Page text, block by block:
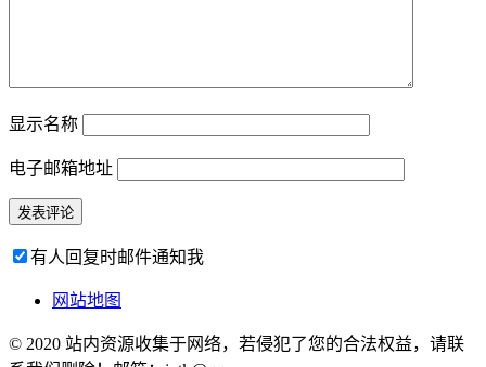
显示名称
电子邮箱地址
有人回复时邮件通知我
网站地图
© 2020 站内资源收集于网络，若侵犯了您的合法权益，请联